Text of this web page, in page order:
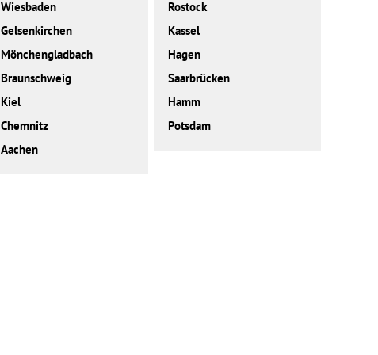
Wiesbaden
Gelsenkirchen
Mönchengladbach
Braunschweig
Kiel
Chemnitz
Aachen
Rostock
Kassel
Hagen
Saarbrücken
Hamm
Potsdam